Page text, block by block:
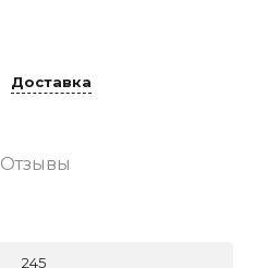
Доставка
Отзывы
245